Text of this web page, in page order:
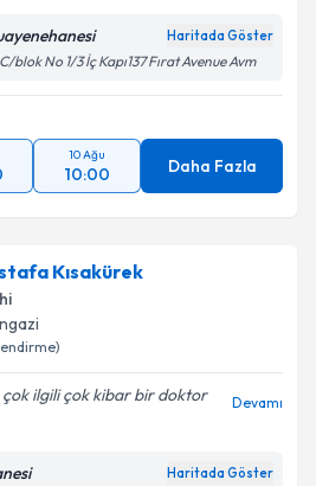
Haritada Göster
blok No 1/3 İç Kapı137 Fırat Avenue Avm
10 Ağu
10:00 Daha Fazla
Kısakürek
ilgili çok kibar bir doktor
Devamı
Haritada Göster